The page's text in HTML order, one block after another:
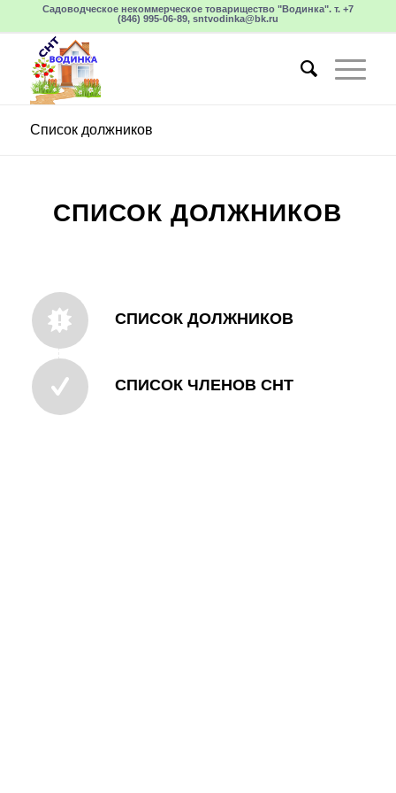
Садоводческое некоммерческое товарищество "Водинка". т. +7
(846) 995-06-89, sntvodinka@bk.ru
Список должников
СПИСОК ДОЛЖНИКОВ
СПИСОК ДОЛЖНИКОВ
СПИСОК ЧЛЕНОВ СНТ